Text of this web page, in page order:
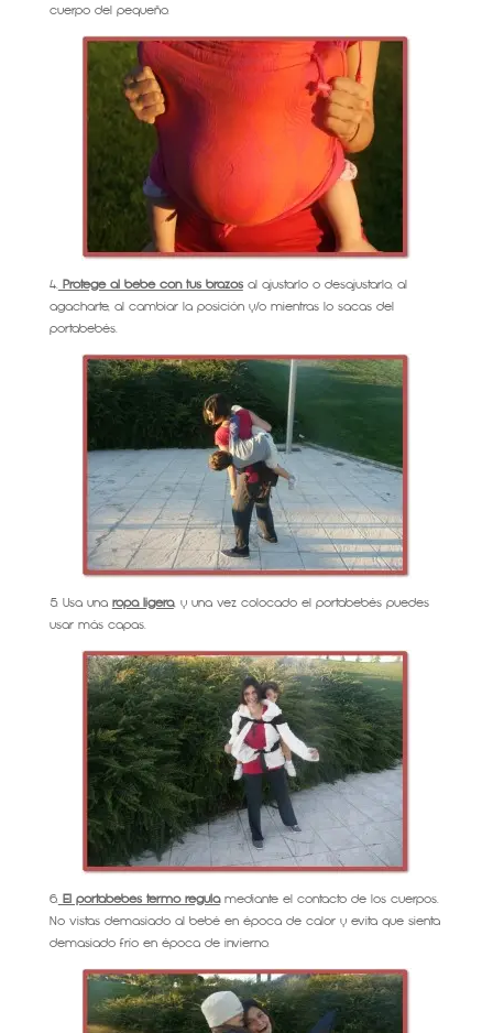
cuerpo del pequeño.
4.Protege al bebé con tus brazosal ajustarlo o desajustarlo, al
agacharte, al cambiar la posición y/o mientras lo sacas del
portabebés.
5. Usa una ropa ligera, y una vez colocado el portabebés puedes
usar más capas.
6.El portabebés termo regula mediante el contacto de los cuerpos.
No vistas demasiado al bebé en época de calor y evita que sienta
demasiado frío en época de invierno.